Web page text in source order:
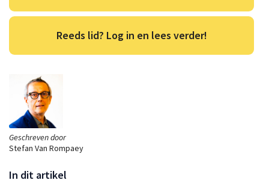
Geschreven door
Stefan Van Rompaey
In dit artikel
Reeds lid? Log in en lees verder!